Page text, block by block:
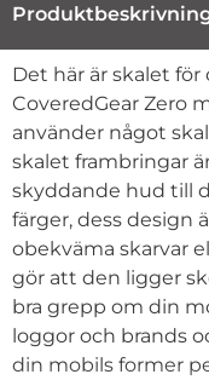
Det här är skalet
CoveredGear Zero
använder något
skalet frambringar
skyddande hud till
färger, dess design
obekväma skarvar
gör att den ligger
bra grepp om din
loggor och brands
din mobils former